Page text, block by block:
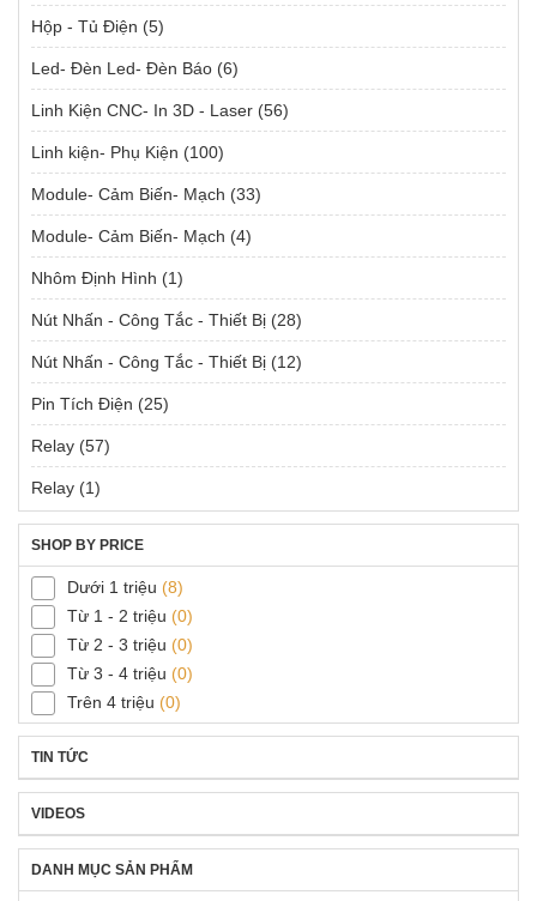
Hộp - Tủ Điện (5)
Led- Đèn Led- Đèn Báo (6)
Linh Kiện CNC- In 3D - Laser (56)
Linh kiện- Phụ Kiện (100)
Module- Cảm Biến- Mạch (33)
Module- Cảm Biến- Mạch (4)
Nhôm Định Hình (1)
Nút Nhấn - Công Tắc - Thiết Bị (28)
Nút Nhấn - Công Tắc - Thiết Bị (12)
Pin Tích Điện (25)
Relay (57)
Relay (1)
SHOP BY PRICE
Dưới 1 triệu (8)
Từ 1 - 2 triệu (0)
Từ 2 - 3 triệu (0)
Từ 3 - 4 triệu (0)
Trên 4 triệu (0)
TIN TỨC
VIDEOS
DANH MỤC SẢN PHẨM